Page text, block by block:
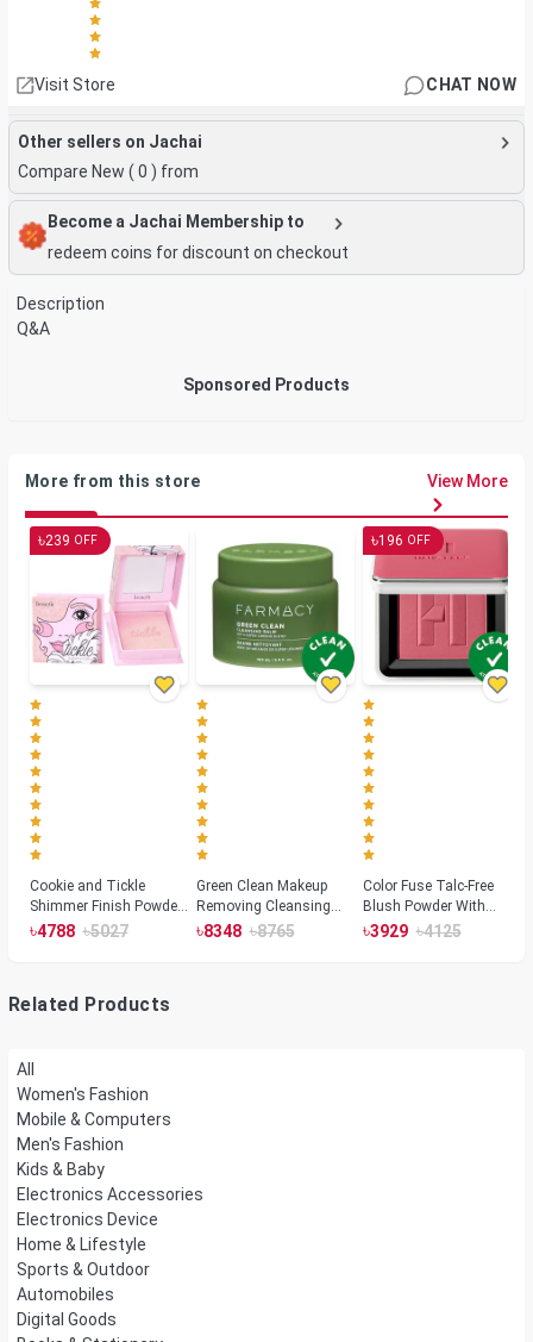
Visit Store CHAT NOW
Other sellers on Jachai
Compare New ( 0 ) from
Become a Jachai Membership to
redeem coins for discount on checkout
Description
Q&A
Sponsored Products
More from this store View More
৳239 OFF
Cookie and Tickle
Shimmer Finish Powder
Highlighters
৳4788 ৳5027
Green Clean Makeup
Removing Cleansing
Balm
৳8348 ৳8765
৳196 OFF
Color Fuse Talc-Free
Blush Powder With
Fermented Arnica
৳3929 ৳4125
Related Products
All
Women's Fashion
Mobile & Computers
Men's Fashion
Kids & Baby
Electronics Accessories
Electronics Device
Home & Lifestyle
Sports & Outdoor
Automobiles
Digital Goods